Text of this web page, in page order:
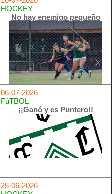
HOCKEY
No hay enemigo pequeño
06-07-2026
FúTBOL
¡¡Ganó y es Puntero!!
25-06-2026